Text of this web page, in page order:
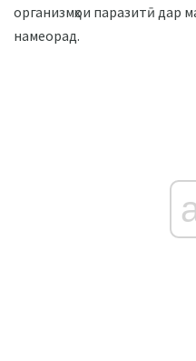
организмҳои паразитӣ дар
намеорад.